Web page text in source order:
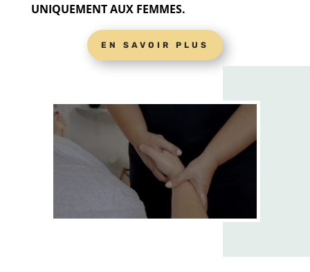
UNIQUEMENT AUX FEMMES.
EN SAVOIR PLUS